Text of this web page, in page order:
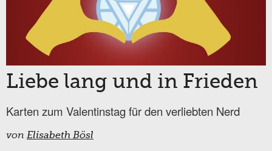
Liebe lang und in Frieden
Karten zum Valentinstag für den verliebten Nerd
von Elisabeth Bösl